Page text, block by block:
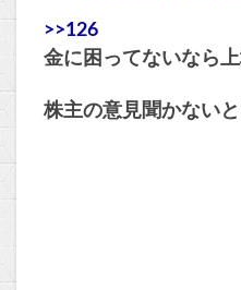
>>126
金に困ってないなら
株主の意見聞かない